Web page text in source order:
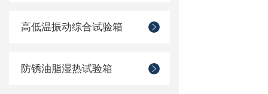
高低温振动综合试验箱
防锈油脂湿热试验箱